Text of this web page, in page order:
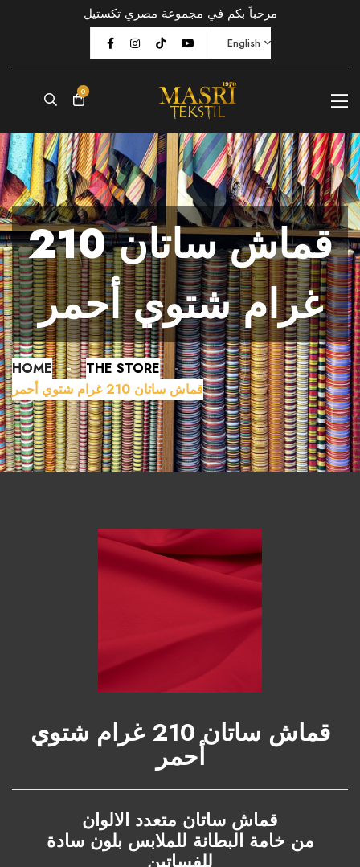
مرحباً بكم في مجموعة مصري تكستيل
English
0
قماش ساتان 210
غرام شتوي أحمر
HOME
THE STORE
قماش ساتان 210 غرام شتوي أحمر
قماش ساتان 210 غرام شتوي
أحمر
قماش ساتان متعدد الالوان
من خامة البطانة للملابس بلون سادة